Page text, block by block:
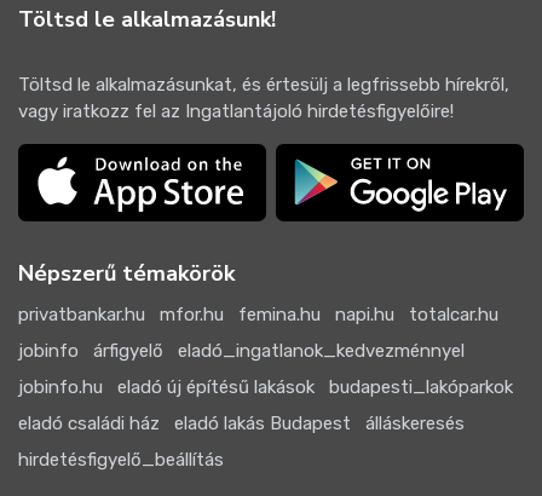
Töltsd le alkalmazásunk!
Töltsd le alkalmazásunkat, és értesülj a legfrissebb hírekről,
vagy iratkozz fel az Ingatlantájoló hirdetésfigyelőire!
Népszerű témakörök
privatbankar.hu mfor.hu femina.hu napi.hu
totalcar.hu
jobinfo
árfigyelő
eladó_ingatlanok_kedvezménnyel
jobinfo.hu
eladó új építésű lakások
budapesti_lakóparkok
eladó családi ház
eladó lakás Budapest
álláskeresés
hirdetésfigyelő_beállítás